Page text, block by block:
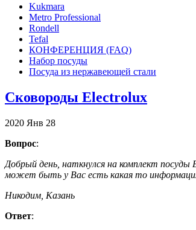
Kukmara
Metro Professional
Rondell
Tefal
КОНФЕРЕНЦИЯ (FAQ)
Набор посуды
Посуда из нержавеющей стали
Сковороды Electrolux
2020 Янв 28
Вопрос:
Добрый день, наткнулся на комплект
может быть у Вас есть какая то
Никодим, Казань
Ответ: